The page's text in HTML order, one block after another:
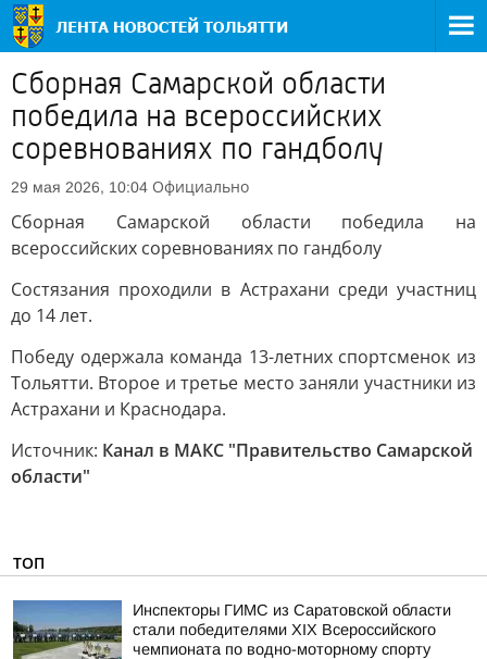
Сборная Самарской области
победила на всероссийских
соревнованиях по гандболу
29 мая 2026, 10:04 Официально
Сборная Самарской области победила на
всероссийских соревнованиях по гандболу
Состязания проходили в Астрахани среди участниц
до 14 лет.
Победу одержала команда 13-летних спортсменок из
Тольятти. Второе и третье место заняли участники из
Астрахани и Краснодара.
Источник: Канал в МАКС "Правительство Самарской
области"
ТОП
Инспекторы ГИМС из Саратовской области
стали победителями XIX Всероссийского
чемпионата по водно-моторному спорту